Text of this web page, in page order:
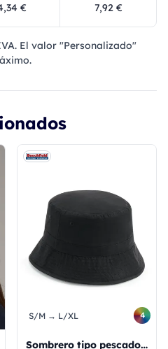
€ 7,92 €
El valor "Personalizado"
S/M → L/XL 4
Sombrero tipo pescador de poliéster reciclado